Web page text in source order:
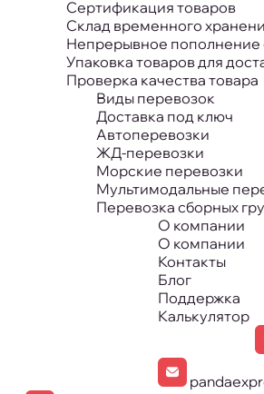
Юридическая проверка
Сертификация товаров
Склад временного
Непрерывное пополнение
Упаковка товаров для
Проверка качества товара
Виды перевозок
Доставка под ключ
Автоперевозки
ЖД-перевозки
Морские перевозки
Мультимодальные
Перевозка сборных
О компании
О компании
Контакты
Блог
Поддержка